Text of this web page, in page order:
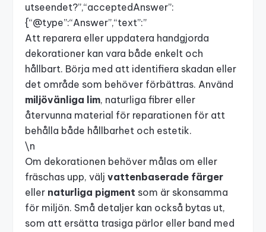
utseendet?”,“acceptedAnswer”:
{“@type”:“Answer”,“text”:”
Att reparera eller uppdatera handgjorda
dekorationer kan vara både enkelt och
hållbart. Börja med att identifiera skadan eller
det område som behöver förbättras. Använd
miljövänliga lim, naturliga fibrer eller
återvunna material för reparationen för att
behålla både hållbarhet och estetik.
\n
Om dekorationen behöver målas om eller
fräschas upp, väljvattenbaserade färger
eller naturliga pigment som är skonsamma
för miljön. Små detaljer kan också bytas ut,
som att ersätta trasiga pärlor eller band med